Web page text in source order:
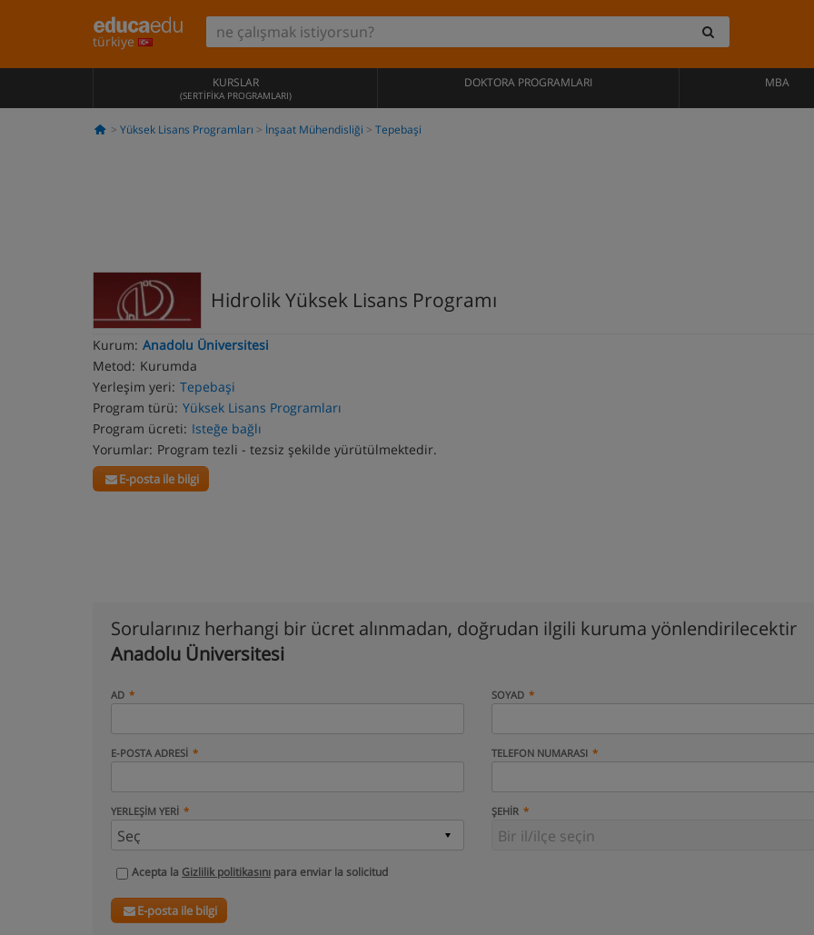
türkiye
KURSLAR
(SERTIFIKA PROGRAMLARI)
DOKTORA PROGRAMLARI MBA
Yüksek Lisans Programları İnşaat Mühendisliği Tepebaşi
Hidrolik Yüksek Lisans Programı
Kurum: Anadolu Üniversitesi
Metod: Kurumda
Yerleşim yeri: Tepebaşi
Program türü: Yüksek Lisans Programları
Program ücreti: Isteğe bağlı
Yorumlar: Program tezli - tezsiz şekilde yürütülmektedir.
E-posta ile bilgi
Sorularınız herhangi bir ücret alınmadan, doğrudan ilgili kuruma yönlendirilecektir
Anadolu Üniversitesi
AD SOYAD
E-POSTA ADRESI TELEFON NUMARASI
YERLEŞIM YERI ŞEHIR
Acepta la Gizlilik politikasını para enviar la solicitud
E-posta ile bilgi